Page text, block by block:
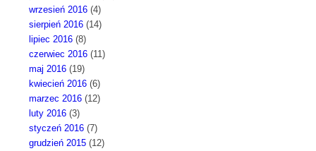
wrzesień 2016(4)
sierpień 2016(14)
lipiec 2016(8)
czerwiec 2016(11)
maj 2016(19)
kwiecień 2016(6)
marzec 2016(12)
luty 2016(3)
styczeń 2016(7)
grudzień 2015(12)